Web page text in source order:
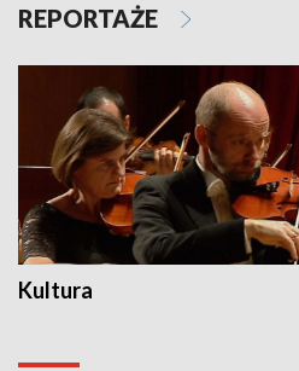
REPORTAŻE
Kultura